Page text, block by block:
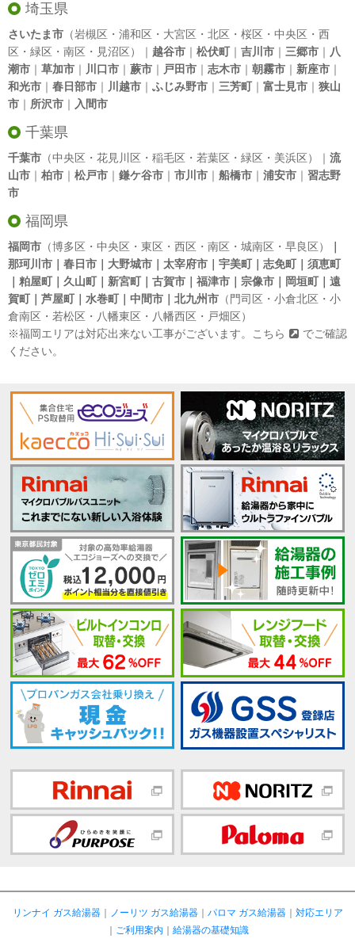
埼玉県
さいたま市 （岩槻区・浦和区・大宮区・北区・桜区・中央区・西
区・緑区・南区・見沼区）｜ 越谷市 ｜ 松伏町｜ 吉川市 ｜ 三郷市 ｜ 八
潮市 ｜ 草加市 ｜ 川口市 ｜ 蕨市 ｜ 戸田市 ｜ 志木市 ｜ 朝霧市 ｜ 新座市 ｜
和光市 ｜ 春日部市 ｜ 川越市 ｜ ふじみ野市 ｜ 三芳町｜ 富士見市 ｜ 狭山
市 ｜ 所沢市 ｜ 入間市
千葉県
千葉市 （中央区・花見川区・稲毛区・若葉区・緑区・美浜区）｜ 流
山市 ｜ 柏市 ｜ 松戸市 ｜ 鎌ケ谷市 ｜ 市川市 ｜ 船橋市 ｜ 浦安市 ｜ 習志野
市
福岡県
福岡市 （博多区・中央区・東区・西区・南区・城南区・早良区）
那珂川市｜春日市｜大野城市｜太宰府市｜宇美町｜志免町｜須恵町
｜粕屋町｜久山町｜新宮町｜古賀市｜福津市｜宗像市｜岡垣町｜遠
賀町｜芦屋町｜水巻町｜中間市｜北九州市 （門司区・小倉北区・小
倉南区・若松区・八幡東区・八幡西区・戸畑区）
※福岡エリアは対応出来ない工事がございます。
こちら
でご確認
ください。
リンナイ ガス給湯器｜ ノーリツ ガス給湯器｜ パロマ ガス給湯器｜ 対応エリア
ご利用案内 給湯器の基礎知識